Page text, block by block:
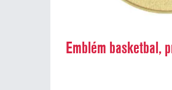
Emblém basketbal,